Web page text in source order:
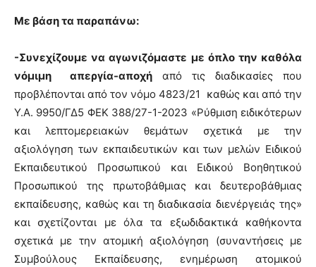
Με βάση τα παραπάνω:
-Συνεχίζουμε να αγωνιζόμαστε με όπλο την καθόλα
νόμιμη απεργία-αποχή από τις διαδικασίες που
προβλέπονται από τον νόμο 4823/21 καθώς και από την
Υ.Α. 9950/ΓΔ5 ΦΕΚ 388/27-1-2023 «Ρύθμιση ειδικότερων
και λεπτομερειακών θεμάτων σχετικά με την
αξιολόγηση των εκπαιδευτικών και των μελών Ειδικού
Εκπαιδευτικού Προσωπικού και Ειδικού Βοηθητικού
Προσωπικού της πρωτοβάθμιας και δευτεροβάθμιας
εκπαίδευσης, καθώς και τη διαδικασία διενέργειάς της»
και σχετίζονται με όλα τα εξωδιδακτικά καθήκοντα
σχετικά με την ατομική αξιολόγηση (συναντήσεις με
Συμβούλους Εκπαίδευσης, ενημέρωση ατομικού